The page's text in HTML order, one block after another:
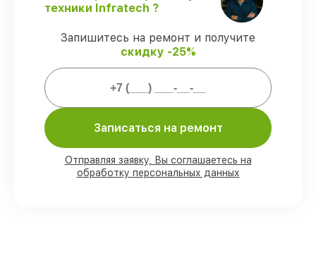
без задержек.
Гарантийное сопровождение– все все
виды ремонта защищены сервисной
Мы гарантируем:
работ проводим в вашем
присутствии
90%запчастей Infratech имеются на
складе в Казани, остальные доступны
техники Infratech ?
Запишитесь на ремонт и получите
скидку -25%
Записаться на ремонт
Отправляя заявку, Вы соглашаетесь на
обработку персональных данных